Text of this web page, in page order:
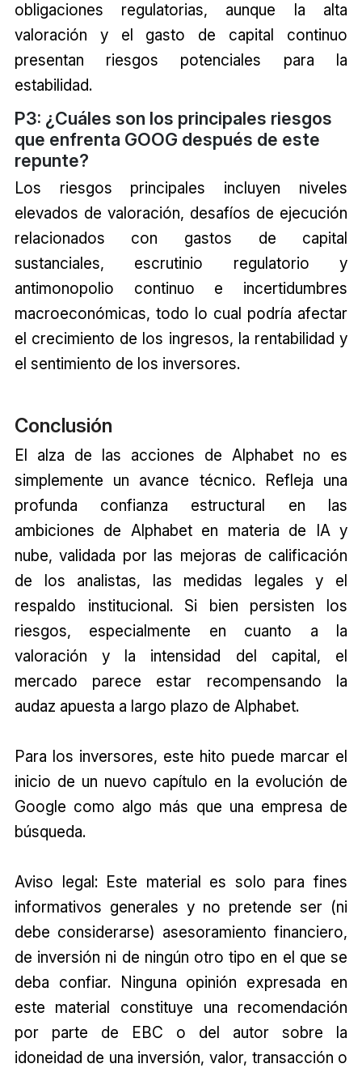
obligaciones regulatorias, aunque la alta
valoración y el gasto de capital continuo
presentan riesgos potenciales para la
estabilidad.
P3: ¿Cuáles son los principales riesgos
que enfrenta GOOG después de este
repunte?
Los riesgos principales incluyen niveles
elevados de valoración, desafíos de ejecución
relacionados con gastos de capital
sustanciales, escrutinio regulatorio y
antimonopolio continuo e incertidumbres
macroeconómicas, todo lo cual podría afectar
el crecimiento de los ingresos, la rentabilidad y
el sentimiento de los inversores.
Conclusión
El alza de las acciones de Alphabet no es
simplemente un avance técnico. Refleja una
profunda confianza estructural en las
ambiciones de Alphabet en materia de IA y
nube, validada por las mejoras de calificación
de los analistas, las medidas legales y el
respaldo institucional. Si bien persisten los
riesgos, especialmente en cuanto a la
valoración y la intensidad del capital, el
mercado parece estar recompensando la
audaz apuesta a largo plazo de Alphabet.
Para los inversores, este hito puede marcar el
inicio de un nuevo capítulo en la evolución de
Google como algo más que una empresa de
búsqueda.
Aviso legal: Este material es solo para fines
informativos generales y no pretende ser (ni
debe considerarse) asesoramiento financiero,
de inversión ni de ningún otro tipo en el que se
deba confiar. Ninguna opinión expresada en
este material constituye una recomendación
por parte de EBC o del autor sobre la
idoneidad de una inversión, valor, transacción o